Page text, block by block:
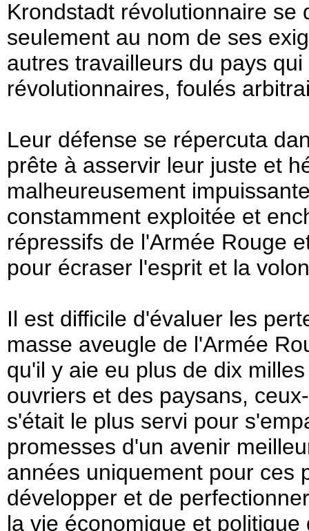
Krondstadt révolutionnaire se
seulement au nom de ses
autres travailleurs du pays
révolutionnaires, foulés
Leur défense se répercuta
prête à asservir leur juste et
malheureusement
constamment exploitée et
répressifs de l'Armée Rouge
pour écraser l'esprit et la
Il est difficile d'évaluer les
masse aveugle de l'Armée
qu'il y aie eu plus de dix
ouvriers et des paysans,
s'était le plus servi pour
promesses d'un avenir
années uniquement pour ces
développer et de
la vie économique et